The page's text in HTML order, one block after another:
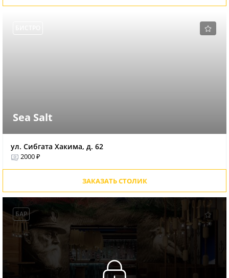
Sea Salt
ул. Сибгата Хакима, д. 62
2000 ₽
ЗАКАЗАТЬ СТОЛИК
БАР